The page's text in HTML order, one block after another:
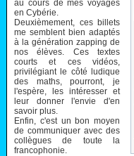
au cours de mes voyages
en Cybérie.
Deuxièmement, ces billets
me semblent bien adaptés
à la génération zapping de
nos élèves. Ces textes
courts et ces vidéos,
privilégiant le côté ludique
des maths, pourront, je
l'espère, les intéresser et
leur donner l'envie d'en
savoir plus.
Enfin, c'est un bon moyen
de communiquer avec des
collègues de toute la
francophonie.